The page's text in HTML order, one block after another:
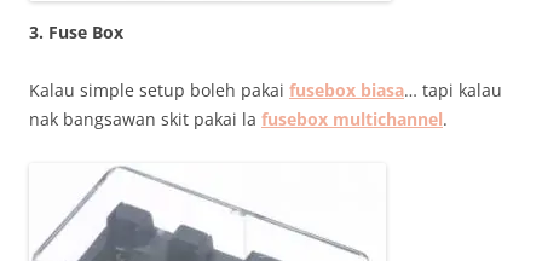
3. Fuse Box
Kalau simple setup boleh pakai fusebox biasa… tapi kalau
nak bangsawan skit pakai la fusebox multichannel.